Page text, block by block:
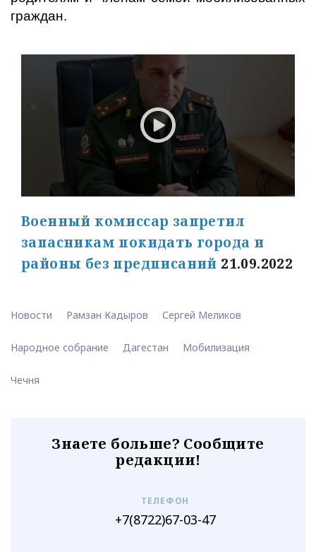
граждан.
Военный комиссар запретил
запасникам покидать города и
районы без предписаний 21.09.2022
Новости Рамзан Кадыров Сергей Меликов
Народное собрание Дагестан Мобилизация
Чечня
Знаете больше? Сообщите
редакции!
ТЕЛЕФОН
+7(8722)67-03-47